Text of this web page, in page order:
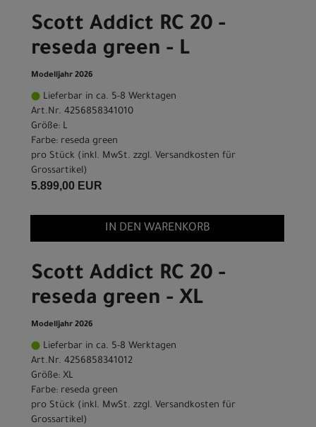
Scott Addict RC 20 -
reseda green - L
Modelljahr 2026
Lieferbar in ca. 5-8 Werktagen
Art.Nr. 4256858341010
Größe: L
Farbe: reseda green
pro Stück (inkl. MwSt. zzgl. Versandkosten für
Grossartikel)
5.899,00 EUR
IN DEN WARENKORB
Scott Addict RC 20 -
reseda green - XL
Modelljahr 2026
Lieferbar in ca. 5-8 Werktagen
Art.Nr. 4256858341012
Größe: XL
Farbe: reseda green
pro Stück (inkl. MwSt. zzgl. Versandkosten für
Grossartikel)